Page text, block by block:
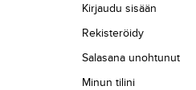
Kirjaudu sisään
Rekisteröidy
Salasana unohtunut
Minun tilini